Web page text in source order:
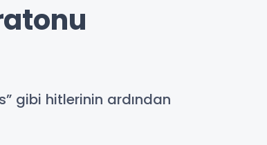
gibi hitlerinin ardından